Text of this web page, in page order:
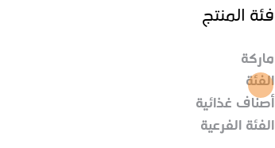
فئة المنتج
ماركة
الفئة
أصناف غذائية
الفئة الفرعية